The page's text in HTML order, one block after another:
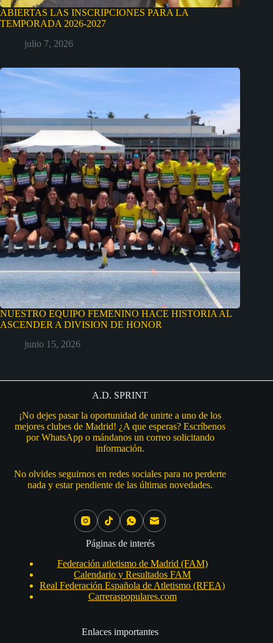
ABIERTAS LAS INSCRIPCIONES PARA LA
TEMPORADA 2026-2027
julio 7, 2026
NUESTRO EQUIPO FEMENINO HACE HISTORIA AL
ASCENDER A DIVISION DE HONOR
junio 15, 2026
A.D. SPRINT
¡No dejes pasar la oportunidad de unirte a uno de los
mejores clubes de Madrid! ¿A que esperas? Escríbenos
por WhatsApp o mándanos un correo solicitando
información.
No olvides seguirnos en redes sociales para no perderte
nada y estar pendiente de las últimas novedades.
Páginas de interés
Federación atletismo de Madrid (FAM)
Calendario y Resultados FAM
Real Federación Española de Atletismo (RFEA)
Carreraspopulares.com
Enlaces importantes